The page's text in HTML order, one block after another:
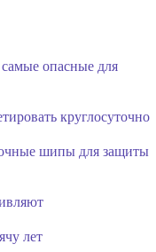
опасные для
круглосуточно
шипы для защиты
лет